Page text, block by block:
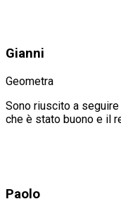
Gianni
Geometra
Sono riuscito a
che è stato buono e il
Paolo